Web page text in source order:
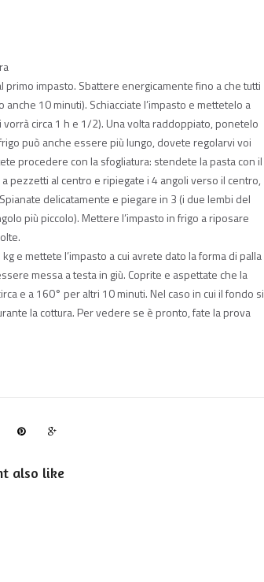
primo impasto. Sbattere energicamente fino a che tutti
10 minuti). Schiacciate l’impasto e mettetelo a
circa 1 h e 1/2). Una volta raddoppiato, ponetelo
può anche essere più lungo, dovete regolarvi voi
procedere con la sfogliatura: stendete la pasta con il
pezzetti al centro e ripiegate i 4 angoli verso il centro,
delicatamente e piegare in 3 (i due lembi del
più piccolo). Mettere l’impasto in frigo a riposare
e mettete l’impasto a cui avrete dato la forma di palla
messa a testa in giù. Coprite e aspettate che la
e a 160° per altri 10 minuti. Nel caso in cui il fondo si
la cottura. Per vedere se è pronto, fate la prova
also like